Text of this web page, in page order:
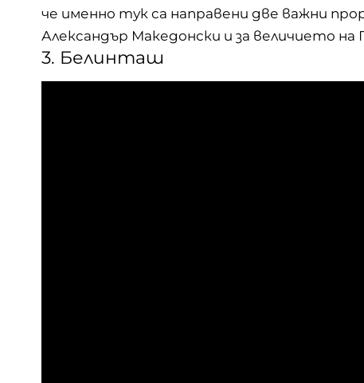
че именно тук са направени две важни
Александър Македонски и за величието на
3. Белинташ